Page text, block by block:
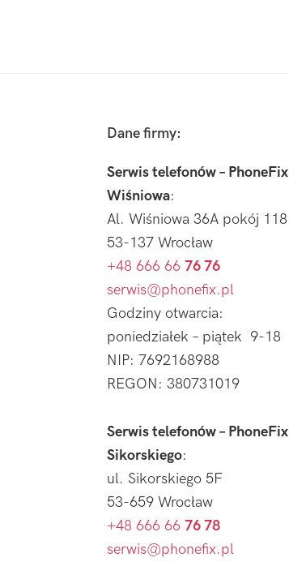
Dane firmy:
Serwis telefonów – PhoneFix
Wiśniowa:
Al. Wiśniowa 36A pokój 118
53-137 Wrocław
+48 666 66 76 76
serwis@phonefix.pl
Godziny otwarcia:
poniedziałek – piątek 9-18
NIP: 7692168988
REGON: 380731019
Serwis telefonów – PhoneFix
Sikorskiego:
ul. Sikorskiego 5F
53-659 Wrocław
+48 666 66 76 78
serwis@phonefix.pl